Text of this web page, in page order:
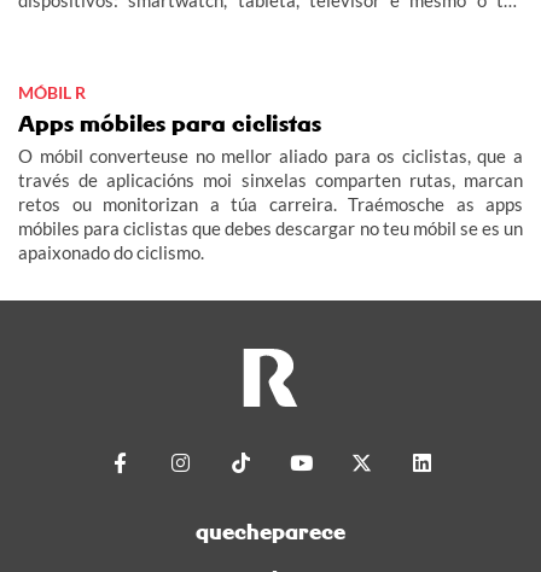
MÓBIL R
Apps móbiles para ciclistas
O móbil converteuse no mellor aliado para os ciclistas, que a
través de aplicacións moi sinxelas comparten rutas, marcan
retos ou monitorizan a túa carreira. Traémosche as apps
móbiles para ciclistas que debes descargar no teu móbil se es un
apaixonado do ciclismo.
quecheparece